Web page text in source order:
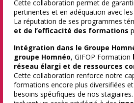
Cette collaboration permet de
pertinentes et en adéquation avec
La réputation de ses programmes
et de l’efficacité des formations
Intégration dans le Groupe
groupe Homnéo, GIFOP Formation
réseau élargi et de ressources
Cette collaboration renforce notre
formations encore plus diversifiées
besoins spécifiques de nos